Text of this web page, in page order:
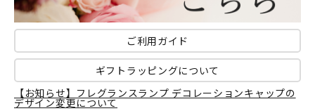
ご利用ガイド
ギフトラッピングについて
【お知らせ】フレグランスランプ デコレーションキャップの
デザイン変更について